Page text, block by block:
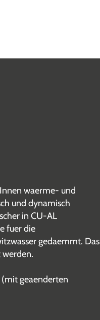
waerme- und
und dynamisch
in CU-AL
fuer die
gedaemmt. Das
werden.
geaenderten